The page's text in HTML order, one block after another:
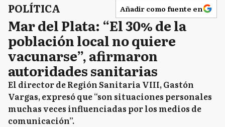
POLÍTICA Añadir como fuente en
Mar del Plata: “El 30% de la
población local no quiere
vacunarse”, afirmaron
autoridades sanitarias
El director de Región Sanitaria VIII, Gastón
Vargas, expresó que “son situaciones personales
muchas veces influenciadas por los medios de
comunicación”.